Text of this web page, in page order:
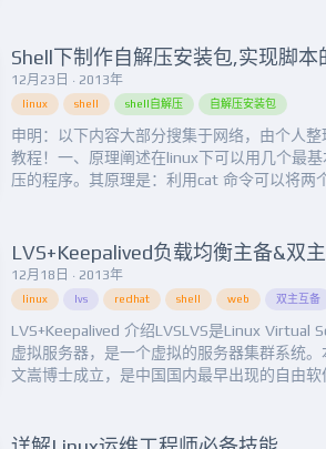
12月23日 · 2013年
Shell下制作自解压安装包,实现脚本
linux shell shell自解压 自解压安装包
申明：以下内容大部分搜集于网络，由个人
教程！一、原理阐述在linux下可以用几个最
压的程序。其原理是：利用cat 命令可以将两
一个新的可执行文件，前面是解压程序,后面是
12月18日 · 2013年
LVS+Keepalived负载均衡主备&双
linux lvs redhat shell web 双主互备
LVS+Keepalived 介绍LVSLVS是Linux Virtual
虚拟服务器，是一个虚拟的服务器集群系统
文嵩博士成立，是中国国内最早出现的自由